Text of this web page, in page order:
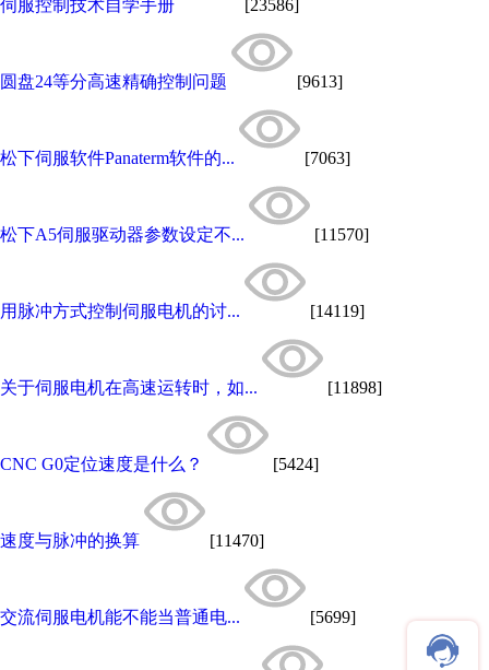
伺服控制技术自学手册 [23586]
圆盘24等分高速精确控制问题 [9613]
松下伺服软件Panaterm软件的... [7063]
松下A5伺服驱动器参数设定不... [11570]
用脉冲方式控制伺服电机的讨... [14119]
关于伺服电机在高速运转时，如... [11898]
CNC G0定位速度是什么？ [5424]
速度与脉冲的换算 [11470]
交流伺服电机能不能当普通电... [5699]